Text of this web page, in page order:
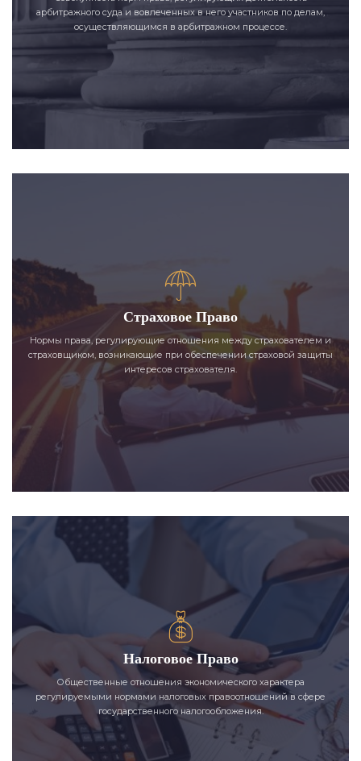
арбитражного суда и вовлеченных в него участников по делам,
осуществляющимся в арбитражном процессе.
Страховое Право
Нормы права, регулирующие отношения между страхователем и
страховщиком, возникающие при обеспечении страховой защиты
интересов страхователя.
Налоговое Право
Общественные отношения экономического характера
регулируемыми нормами налоговых правоотношений в сфере
государственного налогообложения.